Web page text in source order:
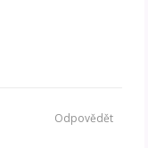
Odpovědět